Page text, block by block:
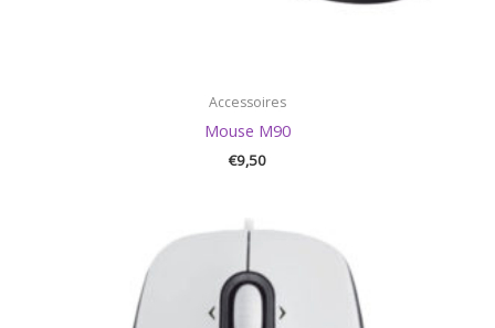
Accessoires
Mouse M90
€9,50